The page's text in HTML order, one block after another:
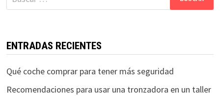
ENTRADAS RECIENTES
Qué coche comprar para tener más seguridad
Recomendaciones para usar una tronzadora en un taller